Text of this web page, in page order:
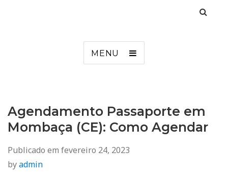
MENU
Agendamento Passaporte em
Mombaça (CE): Como Agendar
Publicado em fevereiro 24, 2023
byadmin